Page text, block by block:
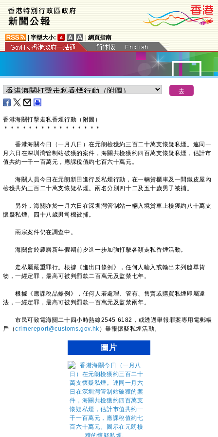
字型大小: 網頁指南
香港海關打擊走私香煙行動（附圖）
＊ ＊ ＊ ＊ ＊ ＊ ＊ ＊ ＊ ＊ ＊ ＊ ＊ ＊ ＊ ＊
香港海關今日（一月八日）在元朗檢獲約三百二十萬支懷疑私煙。連同一
月六日在深圳灣管制站破獲的案件，海關共檢獲約四百萬支懷疑私煙，估計市
值共約一千一百萬元，應課稅值約七百六十萬元。
海關人員今日在元朗新田進行反私煙行動，在一輛貨櫃車及一間鐵皮屋內
檢獲共約三百二十萬支懷疑私煙。兩名分別四十二及五十歲男子被捕。
另外，海關亦於一月六日在深圳灣管制站一輛入境貨車上檢獲約八十萬支
懷疑私煙。四十八歲男司機被捕。
兩宗案件仍在調查中。
海關會於農曆新年假期前夕進一步加強打擊各類走私香煙活動。
走私屬嚴重罪行。根據《進出口條例》，任何人輸入或輸出未列艙單貨
物，一經定罪，最高可被判罰款二百萬元及監禁七年。
根據《應課稅品條例》，任何人若處理、管有、售賣或購買私煙即屬違
法，一經定罪，最高可被判罰款一百萬元及監禁兩年。
市民可致電海關二十四小時熱線2545 6182，或透過舉報罪案專用電郵帳
戶（crimereport@customs.gov.hk ）舉報懷疑私煙活動。
圖片